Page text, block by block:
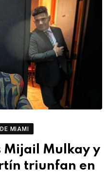
MIAMI
Mijail Mulkay y
triunfan en